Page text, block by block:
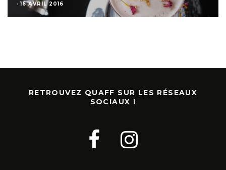
· 16 AVRIL 2016
RETROUVEZ QUAFF SUR LES RÉSEAUX
SOCIAUX !